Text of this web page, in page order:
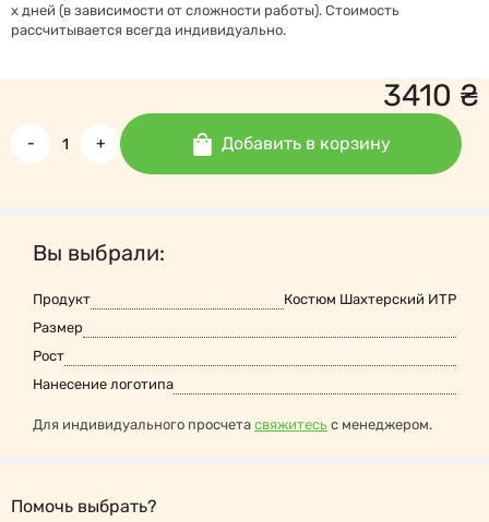
х дней (в зависимости от сложности работы). Стоимость
рассчитывается всегда индивидуально.
3410 ₴
- + Добавить в корзину
Вы выбрали:
Продукт
Костюм Шахтерский ИТР
Размер
Рост
Нанесение логотипа
Для индивидуального просчета свяжитесь с менеджером.
Помочь выбрать?